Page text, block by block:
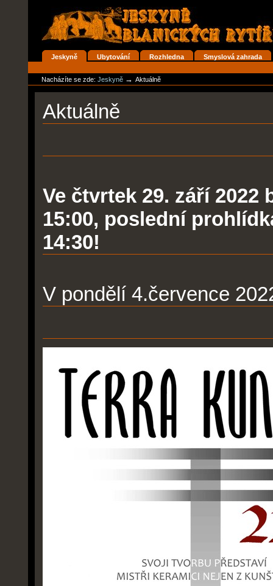
navigaci
Oddíly Jeskyně Ubytování Rozhledna
Smyslová zahrada
nástroje
Nacházíte se zde: Jeskyně →Aktuálně
Aktuálně
Ve čtvrtek 29. září 2022
15:00, poslední
14:30!
V pondělí 4.července